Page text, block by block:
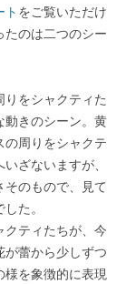
ト をご覧いただけ
のは二つのシー
をシャクティた
動きのシーン。黄
周りをシャクテ
ざないますが、
のもので、見て
た。
クティたちが、今
蕾から少しずつ
様を象徴的に表現